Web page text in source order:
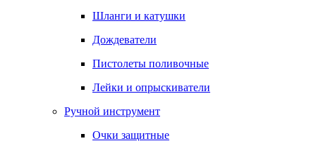
Шланги и катушки
Дождеватели
Пистолеты поливочные
Лейки и опрыскиватели
Ручной инструмент
Очки защитные